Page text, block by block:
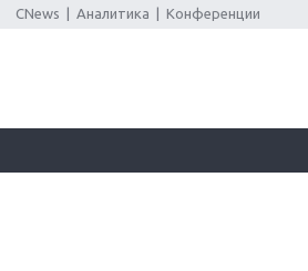
CNews Аналитика Конференции